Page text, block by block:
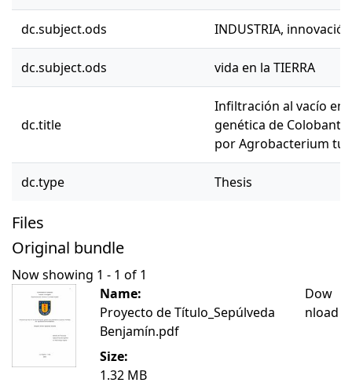
dc.subject.ods INDUSTRIA,
dc.subject.ods vida en la TIERRA
dc.title
Infiltración al vacío en
genética de
por Agrobacterium
dc.type Thesis
Files
Original bundle
Now showing 1 - 1 of 1
Name:
Proyecto de Título_Sepúlveda
Benjamín.pdf
Size:
1.32 MB
Dow
nload